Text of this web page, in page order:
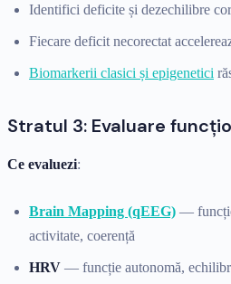
Identifici deficite și dezechilibre
Fiecare deficit necorectat
Biomarkerii clasici și epigenetici
Stratul 3: Evaluare
Ce evaluezi:
Brain Mapping (qEEG) —
activitate, coerență
HRV — funcție autonomă,